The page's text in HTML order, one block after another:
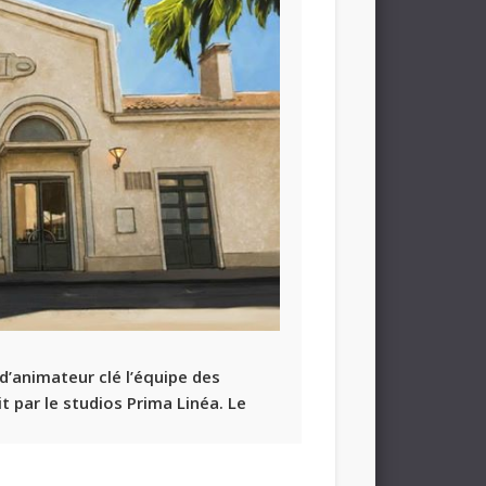
clé l’équipe des
par le studios Prima Linéa. Le